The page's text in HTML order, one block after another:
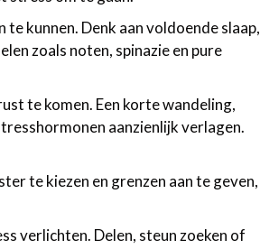
kunnen. Denk aan voldoende slaap,
zoals noten, spinazie en pure
te komen. Een korte wandeling,
aanzienlijk verlagen.
te kiezen en grenzen aan te geven,
verlichten. Delen, steun zoeken of